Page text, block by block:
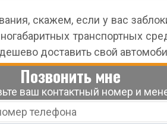
скажем, если у вас
транспортных
доставить свой
Позвонить мне
ваш контактный номер и